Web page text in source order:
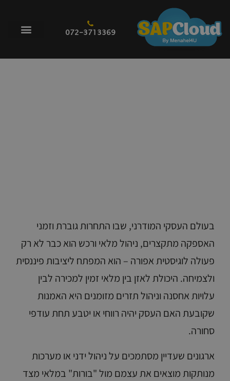
072-3713369
בעולם העסקי המודרני, שבו התחרות גוברת וזמני
האספקה מתקצרים, ניהול מלאי ורכש הוא כבר לא רק
פעולה לוגיסטית אפורה – הוא המפתח ליציבות פיננסית
ולצמיחה. היכולת לאזן בין מלאי זמין למכירה לבין
עלויות אחסנה וניהול תזרים מזומנים היא האמנות
שקובעת האם העסק יהיה רווחי או יטבע תחת עודפי
סחורה.
ארגונים שעדיין מסתמכים על ניהול ידני או מערכות
מנותקות מוצאים את עצמם מול "בורות" במלאי מצד